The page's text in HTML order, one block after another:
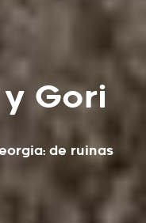
Gori
de ruinas